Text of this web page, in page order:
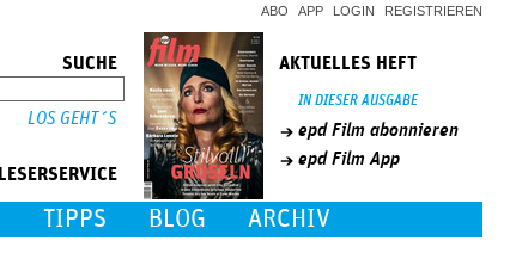
ABO APP LOGIN REGISTRIEREN
SUCHE
LESERSERVICE
AKTUELLES HEFT
IN DIESER AUSGABE
epd Film abonnieren
epd Film App
TIPPS BLOG ARCHIV